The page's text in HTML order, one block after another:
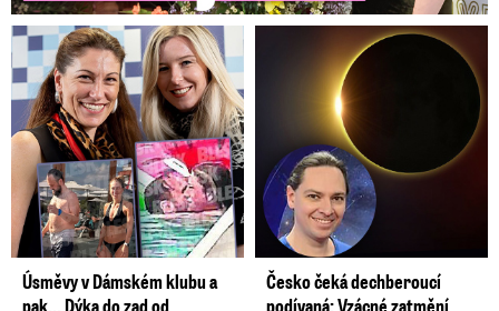
Úsměvy v Dámském klubu a
Česko čeká dechberoucí